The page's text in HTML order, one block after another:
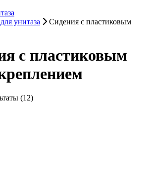
унитаза
Сидения с пластиковым
с пластиковым
(12)